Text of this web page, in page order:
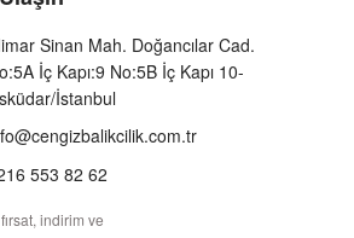
Sinan Mah. Doğancılar Cad.
İç Kapı:9 No:5B İç Kapı 10-
İstanbul
553 82 62
indirim ve